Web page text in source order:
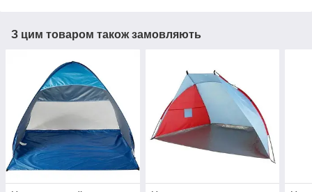
З цим товаром також замовляють